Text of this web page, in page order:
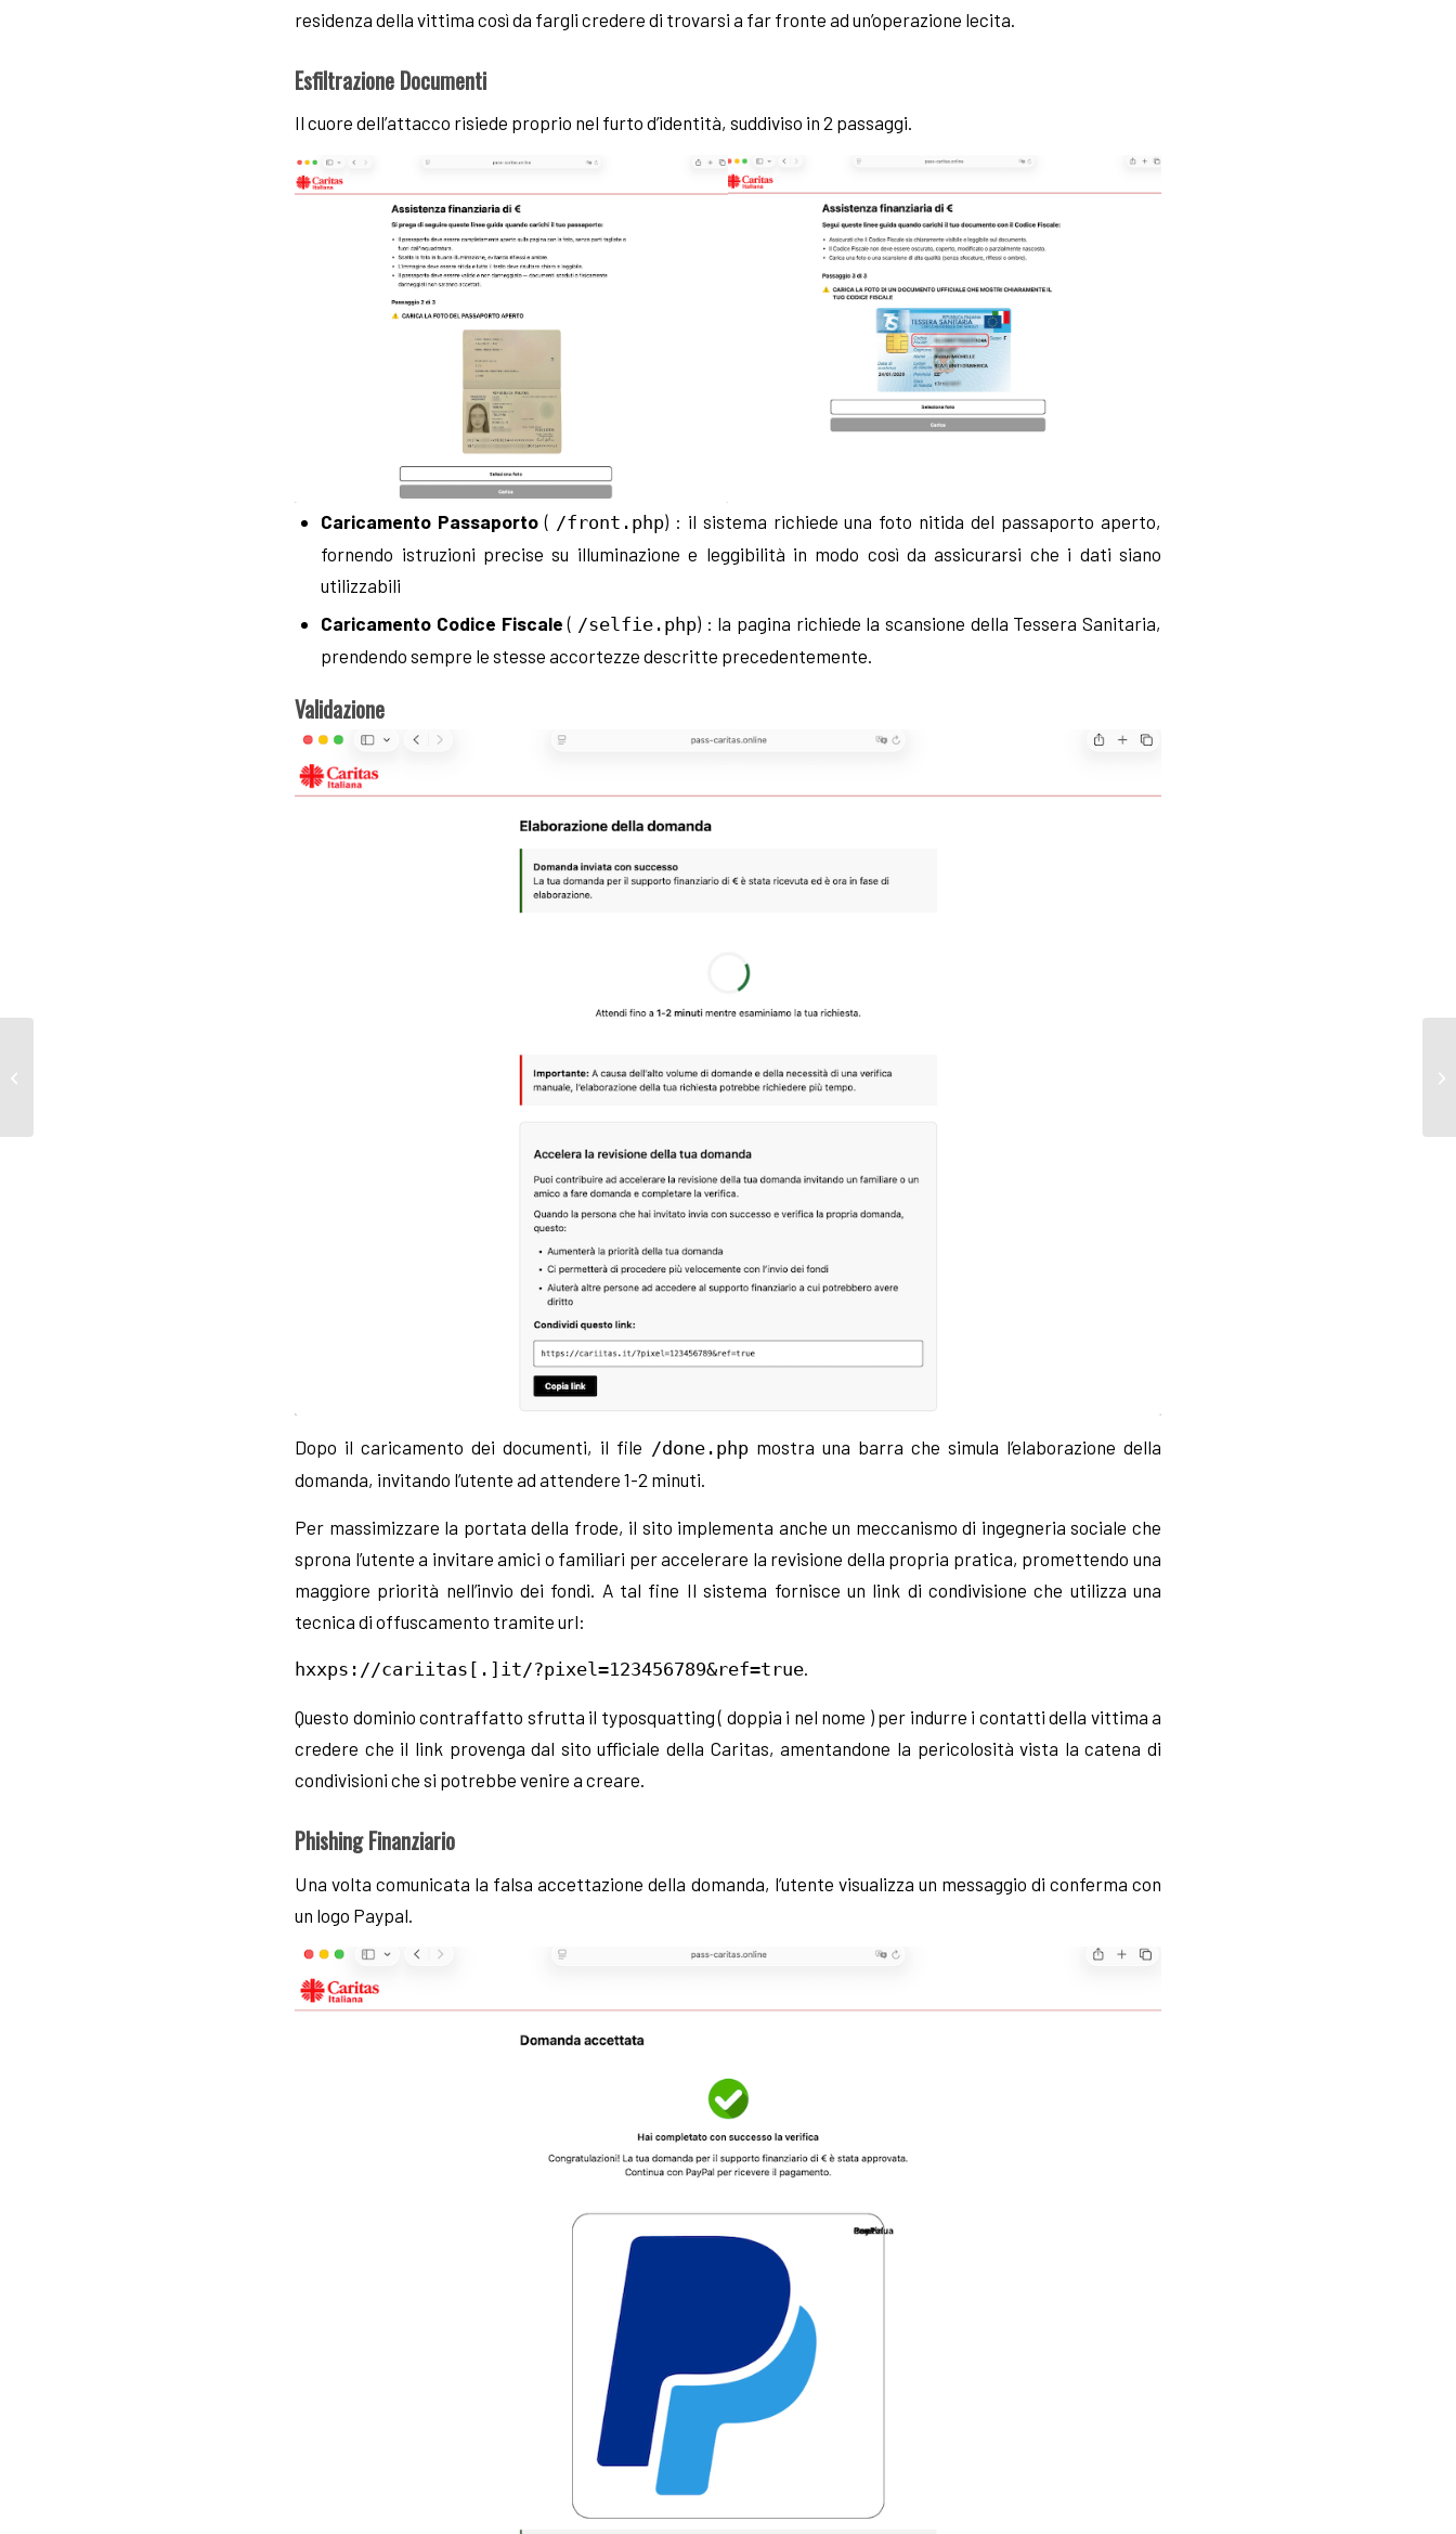
residenza della vittima così da fargli credere di trovarsi a far fronte ad un’operazione lecita.
Esfiltrazione Documenti
Il cuore dell’attacco risiede proprio nel furto d’identità, suddiviso in 2 passaggi.
Caricamento Passaporto ( /front.php) : il sistema richiede una foto nitida del passaporto aperto,
fornendo istruzioni precise su illuminazione e leggibilità in modo così da assicurarsi che i dati siano
utilizzabili
Caricamento Codice Fiscale ( /selfie.php) : la pagina richiede la scansione della Tessera Sanitaria,
prendendo sempre le stesse accortezze descritte precedentemente.
Validazione
Dopo il caricamento dei documenti, il file /done.phpmostra una barra che simula l’elaborazione della
domanda, invitando l’utente ad attendere 1-2 minuti.
Per massimizzare la portata della frode, il sito implementa anche un meccanismo di ingegneria sociale che
sprona l’utente a invitare amici o familiari per accelerare la revisione della propria pratica, promettendo una
maggiore priorità nell’invio dei fondi. A tal fine Il sistema fornisce un link di condivisione che utilizza una
tecnica di offuscamento tramite url:
hxxps://cariitas[.]it/?pixel=123456789&ref=true.
Questo dominio contraffatto sfrutta il typosquatting ( doppia i nel nome ) per indurre i contatti della vittima a
credere che il link provenga dal sito ufficiale della Caritas, amentandone la pericolosità vista la catena di
condivisioni che si potrebbe venire a creare.
Phishing Finanziario
Una volta comunicata la falsa accettazione della domanda, l’utente visualizza un messaggio di conferma con
un logo Paypal.